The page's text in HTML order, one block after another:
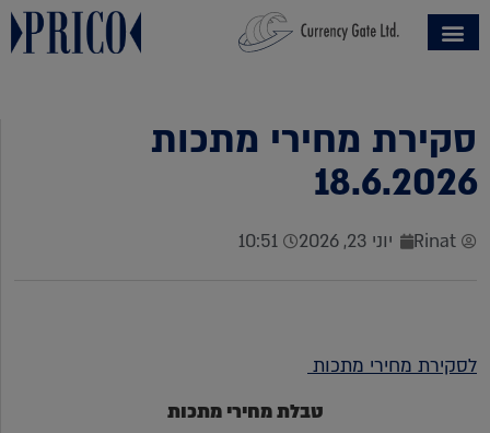
סקירת מחירי מתכות
18.6.2026
Rinat יוני 23, 2026 10:51
לסקירת מחירי מתכות
טבלת מחירי מתכות